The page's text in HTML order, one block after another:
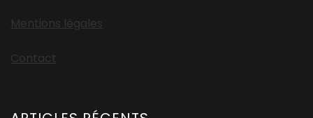
Mentions légales
Contact